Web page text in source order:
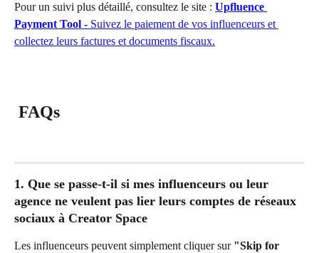
Pour un suivi plus détaillé, consultez le site : Upfluence
Payment Tool - Suivez le paiement de vos influenceurs et
collectez leurs factures et documents fiscaux.
FAQs
1. Que se passe-t-il si mes influenceurs ou leur
agence ne veulent pas lier leurs comptes de réseaux
sociaux à Creator Space
Les influenceurs peuvent simplement cliquer sur "Skip for